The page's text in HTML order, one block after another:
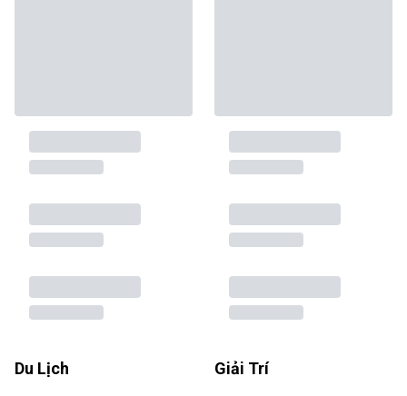
Du Lịch Giải Trí